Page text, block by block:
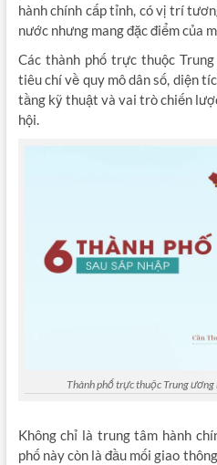
hành chính cấp tỉnh, có vị trí
nước nhưng mang đặc điểm của
Các thành phố trực thuộc
tiêu chí về quy mô dân số, diện
tầng kỹ thuật và vai trò chiến
hội.
Thành phố trực thuộc Trung
Không chỉ là trung tâm hành
phố này còn là đầu mối giao